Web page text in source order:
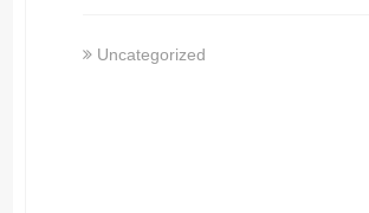
Uncategorized